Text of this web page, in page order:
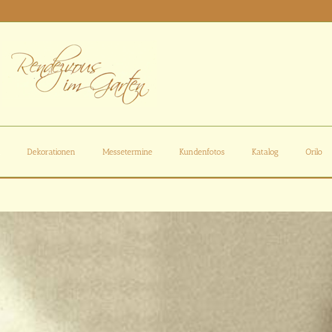
Dekorationen Messetermine Kundenfotos Katalog Orilo